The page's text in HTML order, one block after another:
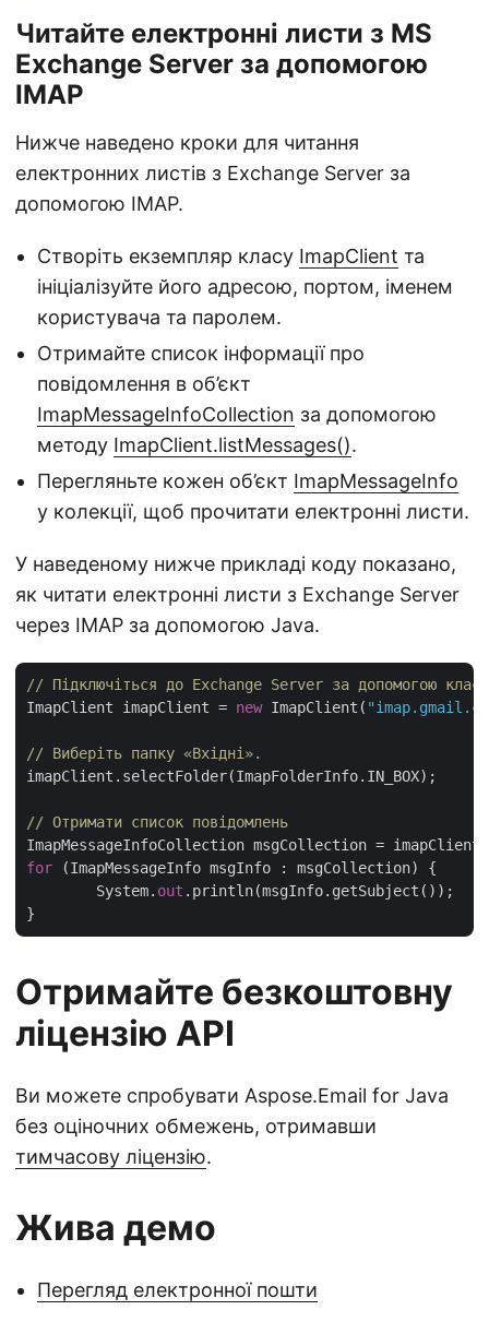
Читайте електронні листи з MS
Exchange Server за допомогою
IMAP
Нижче наведено кроки для читання
електронних листів з Exchange Server за
допомогою IMAP.
Створіть екземпляр класу ImapClient та
ініціалізуйте його адресою, портом, іменем
користувача та паролем.
Отримайте список інформації про
повідомлення в об’єкт
ImapMessageInfoCollection за допомогою
методу ImapClient.listMessages().
Перегляньте кожен об’єкт ImapMessageInfo
у колекції, щоб прочитати електронні листи.
У наведеному нижче прикладі коду показано,
як читати електронні листи з Exchange Server
через IMAP за допомогою Java.
// Підключіться до Exchange Server за допомогою
ImapClient imapClient = new ImapClient(
// Виберіть папку «Вхідні».
imapClient.selectFolder(ImapFolderInfo.IN_BOX);
// Отримати список повідомлень
for (ImapMessageInfo msgInfo : msgCollection) {
	System.
out .println(msgInfo.getSubject());
Отримайте безкоштовну
ліцензію API
Ви можете спробувати Aspose.Email for Java
без оціночних обмежень, отримавши
тимчасову ліцензію.
Жива демо
Перегляд електронної пошти